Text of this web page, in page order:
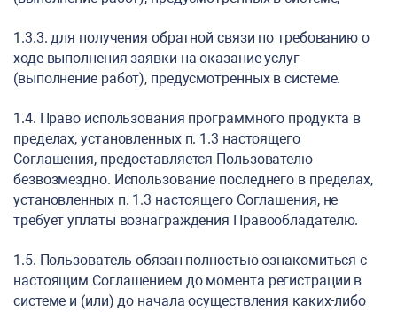
1.3.3. для получения обратной связи по требованию о
ходе выполнения заявки на оказание услуг
(выполнение работ), предусмотренных в системе.
1.4. Право использования программного продукта в
пределах, установленных п. 1.3 настоящего
Соглашения, предоставляется Пользователю
безвозмездно. Использование последнего в пределах,
установленных п. 1.3 настоящего Соглашения, не
требует уплаты вознаграждения Правообладателю.
1.5. Пользователь обязан полностью ознакомиться с
настоящим Соглашением до момента регистрации в
системе и (или) до начала осуществления каких-либо